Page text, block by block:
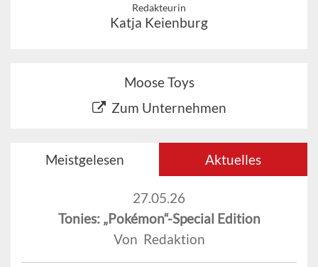
Redakteurin
Katja Keienburg
Moose Toys
Zum Unternehmen
Meistgelesen Aktuelles
27.05.26
Tonies: „Pokémon“-Special Edition
Von Redaktion